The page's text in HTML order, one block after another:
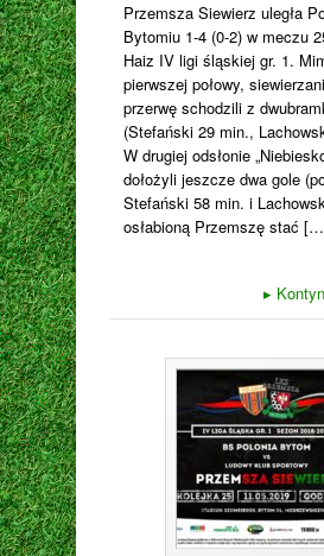
Przemsza Siewierz uległa
Bytomiu 1-4 (0-2) w meczu
Haiz IV ligi śląskiej gr. 1.
pierwszej połowy,
przerwę schodzili z
(Stefański 29 min.,
W drugiej odsłonie
dołożyli jeszcze dwa gole
Stefański 58 min. i
osłabioną Przemszę stać
▸